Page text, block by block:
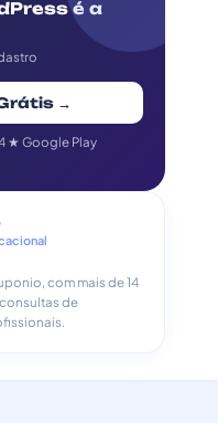
é a
→
★ Google Play
com mais de 14
de